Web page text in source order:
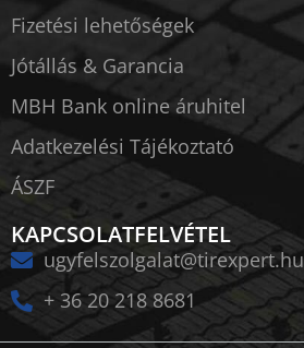
Fizetési lehetőségek
Jótállás & Garancia
MBH Bank online áruhitel
Adatkezelési Tájékoztató
ÁSZF
KAPCSOLATFELVÉTEL
ugyfelszolgalat@tirexpert.hu
+ 36 20 218 8681